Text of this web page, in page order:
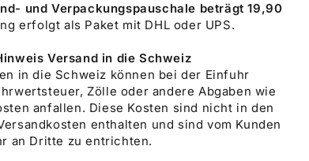
und Verpackungspauschale beträgt 19,90
erfolgt als Paket mit DHL oder UPS.
Versand in die Schweiz
in die Schweiz können bei der Einfuhr
Zölle oder andere Abgaben wie
anfallen. Diese Kosten sind nicht in den
enthalten und sind vom Kunden
an Dritte zu entrichten.